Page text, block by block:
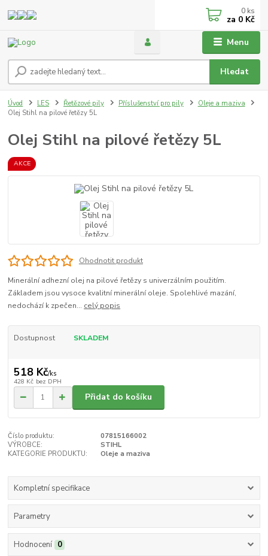
Menu
Hledat
0 ks
za 0 Kč
Úvod LES Řetězové pily Příslušenství pro pily
Oleje a maziva
Olej Stihl na pilové řetězy 5L
Olej Stihl na pilové řetězy 5L
AKCE
Ohodnotit produkt
Minerální adhezní olej na pilové řetězy s univerzálním použitím.
Základem jsou vysoce kvalitní minerální oleje. Spolehlivé mazání,
nedochází k zpečen... celý popis
Dostupnost SKLADEM
518 Kč/ks
428 Kč bez DPH
Přidat do košíku
Číslo produktu:
07815166002
VÝROBCE:
STIHL
KATEGORIE PRODUKTU:
Oleje a maziva
Kompletní specifikace
Parametry
Hodnocení 0